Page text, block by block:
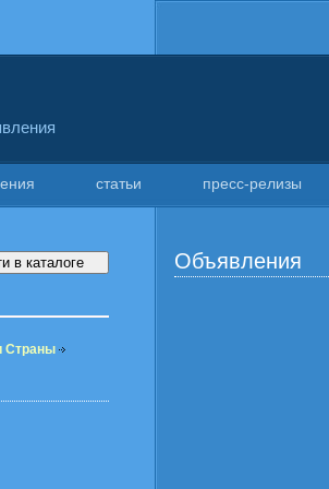
статьи пресс-релизы
Страны
Объявления